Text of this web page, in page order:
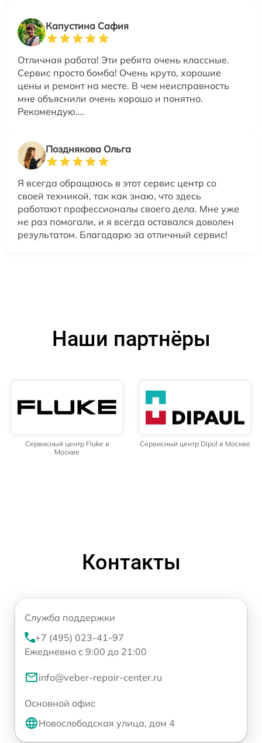
Капустина Сафия
Отличная работа! Эти ребята очень классные.
Сервис просто бомба! Очень круто, хорошие
цены и ремонт на месте. В чем неисправность
мне объяснили очень хорошо и понятно.
Рекомендую….
Позднякова Ольга
Я всегда обращаюсь в этот сервис центр со
своей техникой, так как знаю, что здесь
работают профессионалы своего дела. Мне уже
не раз помогали, и я всегда оставался доволен
результатом. Благодарю за отличный сервис!
Наши партнёры
Сервисный центр Fluke в
Москве
Сервисный центр Dipol в Москве
Контакты
Служба поддержки
+7 (495) 023-41-97
Ежедневно с 9:00 до 21:00
info@veber-repair-center.ru
Основной офис
Новослободская улица, дом 4